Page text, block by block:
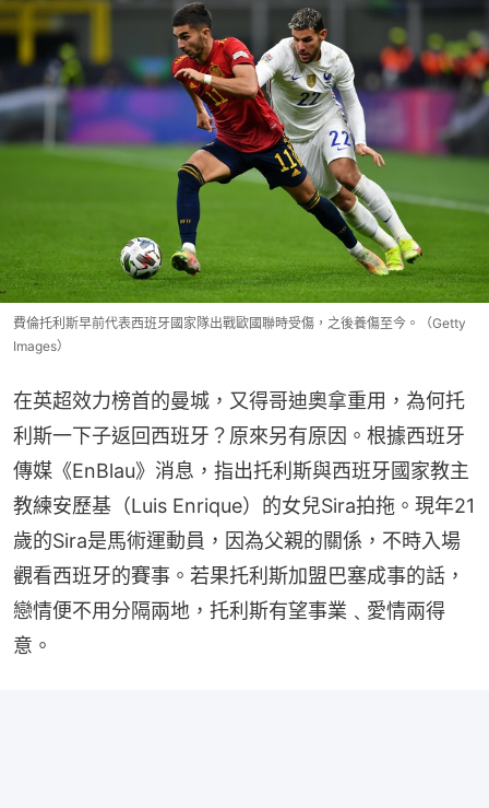
費倫托利斯早前代表西班牙國家隊出戰歐國聯時受傷，之後養傷至今。（Getty
Images）
在英超效力榜首的曼城，又得哥迪奧拿重用，為何托
利斯一下子返回西班牙？原來另有原因。根據西班牙
傳媒《EnBlau》消息，指出托利斯與西班牙國家教主
教練安歷基（Luis Enrique）的女兒Sira拍拖。現年21
歲的Sira是馬術運動員，因為父親的關係，不時入場
觀看西班牙的賽事。若果托利斯加盟巴塞成事的話，
戀情便不用分隔兩地，托利斯有望事業﹑愛情兩得
意。